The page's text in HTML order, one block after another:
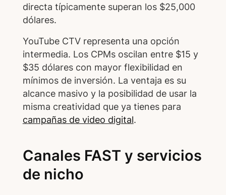
directa típicamente superan los $25,000
dólares.
YouTube CTV representa una opción
intermedia. Los CPMs oscilan entre $15 y
$35 dólares con mayor flexibilidad en
mínimos de inversión. La ventaja es su
alcance masivo y la posibilidad de usar la
misma creatividad que ya tienes para
campañas de video digital.
Canales FAST y servicios
de nicho